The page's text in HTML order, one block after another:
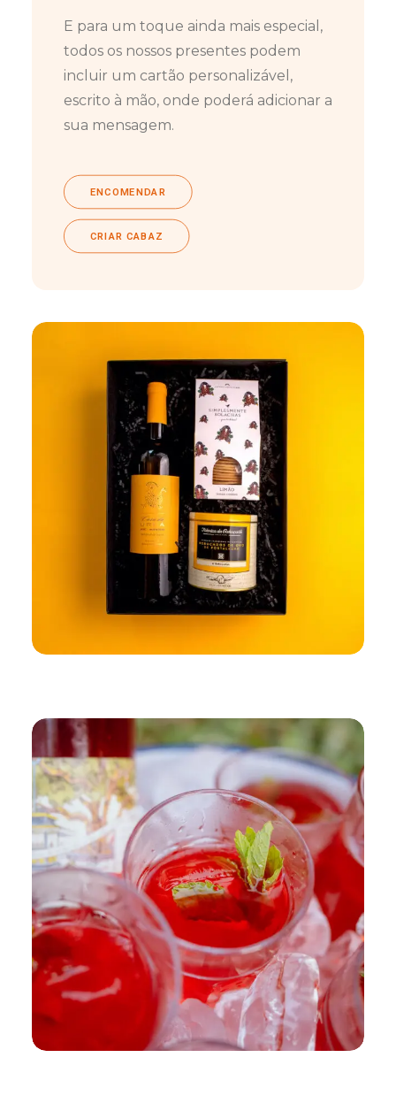
E para um toque ainda mais especial,
todos os nossos presentes podem
incluir um cartão personalizável,
escrito à mão, onde poderá adicionar a
sua mensagem.
ENCOMENDAR
CRIAR CABAZ